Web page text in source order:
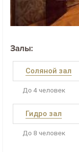
Залы:
Соляной зал
До 4 человек
Гидро зал
До 8 человек